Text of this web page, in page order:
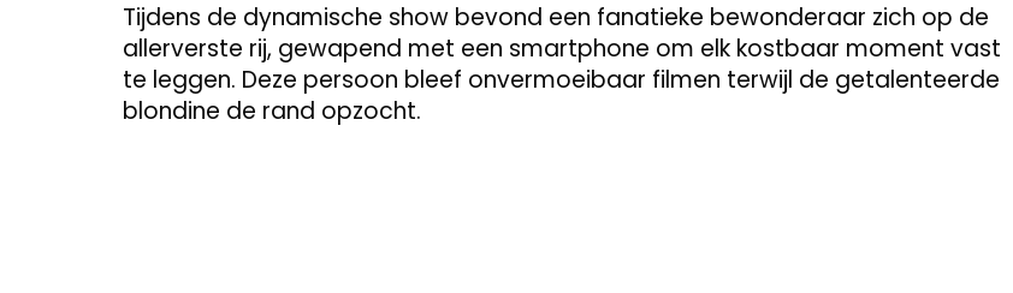
Tijdens de dynamische show bevond een fanatieke bewonderaar zich op de
allerverste rij, gewapend met een smartphone om elk kostbaar moment vast
te leggen. Deze persoon bleef onvermoeibaar filmen terwijl de getalenteerde
blondine de rand opzocht.